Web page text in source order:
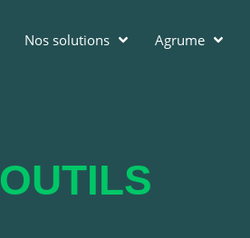
Nos solutions Agrume
OUTILS